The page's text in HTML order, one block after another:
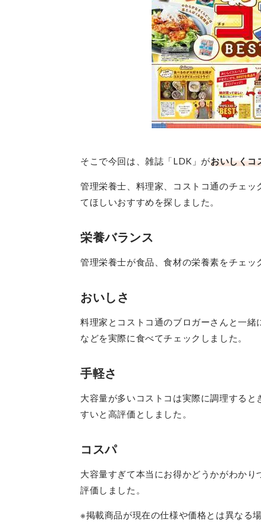
そこで今回は、雑誌「LDK」がおいしくコ
管理栄養士、料理家、コストコ通のチェ
てほしいおすすめを探しました。
栄養バランス
管理栄養士が食品、食材の栄養素をチェッ
おいしさ
料理家とコストコ通のブロガーさんと一
などを実際に食べてチェックしました。
手軽さ
大容量が多いコストコは実際に調理する
すいと高評価としました。
コスパ
大容量すぎて本当にお得かどうかがわか
評価しました。
※掲載商品が現在の仕様や価格とは異なる